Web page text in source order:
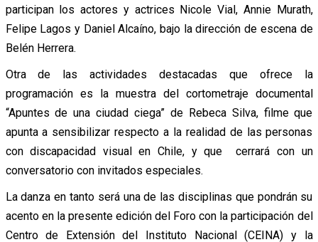
participan los actores y actrices Nicole Vial, Annie Murath,
Felipe Lagos y Daniel Alcaíno, bajo la dirección de escena de
Belén Herrera.
Otra de las actividades destacadas que ofrece la
programación es la muestra del cortometraje documental
“Apuntes de una ciudad ciega” de Rebeca Silva, filme que
apunta a sensibilizar respecto a la realidad de las personas
con discapacidad visual en Chile, y que cerrará con un
conversatorio con invitados especiales.
La danza en tanto será una de las disciplinas que pondrán su
acento en la presente edición del Foro con la participación del
Centro de Extensión del Instituto Nacional (CEINA) y la